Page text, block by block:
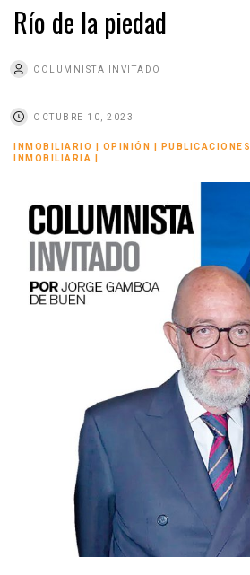
Río de la piedad
COLUMNISTA INVITADO
OCTUBRE 10, 2023
INMOBILIARIO OPINIÓN PUBLICACIONES
INMOBILIARIA